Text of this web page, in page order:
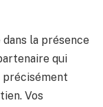
la présence
qui
précisément
Vos